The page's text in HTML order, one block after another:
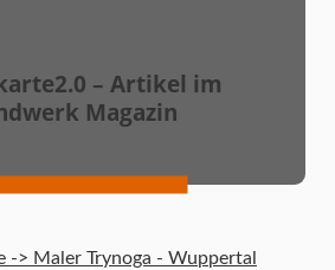
– Artikel im
Magazin
-> Maler Trynoga - Wuppertal